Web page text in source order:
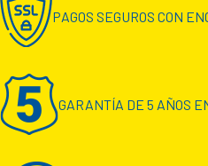
PAGOS SEGUROS CON
GARANTÍA DE 5 AÑOS